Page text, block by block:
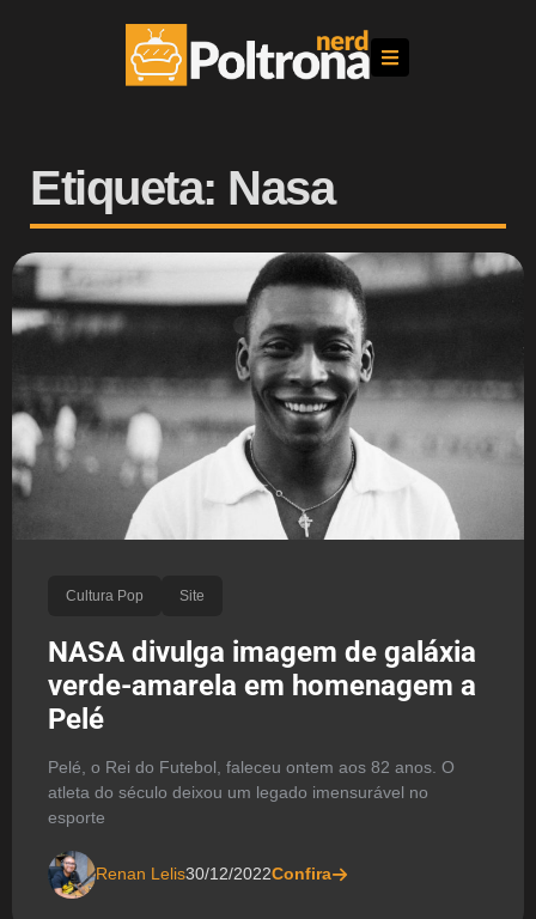
Etiqueta: Nasa
Cultura Pop Site
NASA divulga imagem de galáxia
verde-amarela em homenagem a
Pelé
Pelé, o Rei do Futebol, faleceu ontem aos 82 anos. O
atleta do século deixou um legado imensurável no
esporte
Renan Lelis30/12/2022Confira